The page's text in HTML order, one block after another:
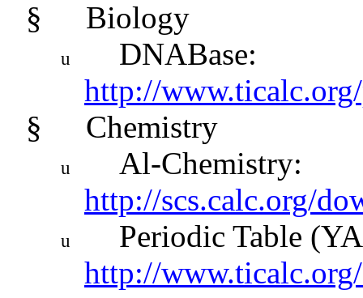
§ Biology
u
DNABase:
http://
§
Chemistry
u
Al-Chemistry:
http://scs.calc.org/
u
Periodic Table
http://